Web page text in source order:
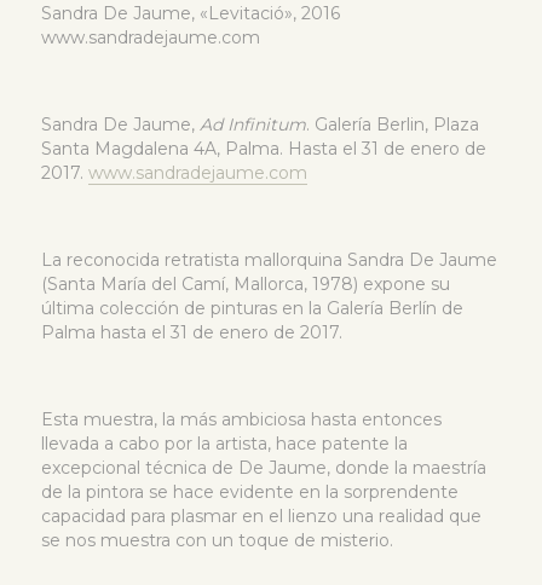
Sandra De Jaume, «Levitació», 2016
www.sandradejaume.com
Sandra De Jaume, Ad Infinitum. Galería Berlin, Plaza
Santa Magdalena 4A, Palma. Hasta el 31 de enero de
2017. www.sandradejaume.com
La reconocida retratista mallorquina Sandra De Jaume
(Santa María del Camí, Mallorca, 1978) expone su
última colección de pinturas en la Galería Berlín de
Palma hasta el 31 de enero de 2017.
Esta muestra, la más ambiciosa hasta entonces
llevada a cabo por la artista, hace patente la
excepcional técnica de De Jaume, donde la maestría
de la pintora se hace evidente en la sorprendente
capacidad para plasmar en el lienzo una realidad que
se nos muestra con un toque de misterio.